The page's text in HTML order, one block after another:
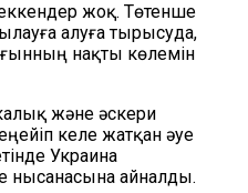
жоқ. Төтенше
алуғатырысуда,
нақты көлемін
және әскери
келе жатқан әуе
Украина
нысанасына айналды.